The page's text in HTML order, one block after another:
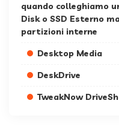
quando colleghiamo
Disk o SSD Esterno
partizioni interne
Desktop Media
DeskDrive
TweakNow